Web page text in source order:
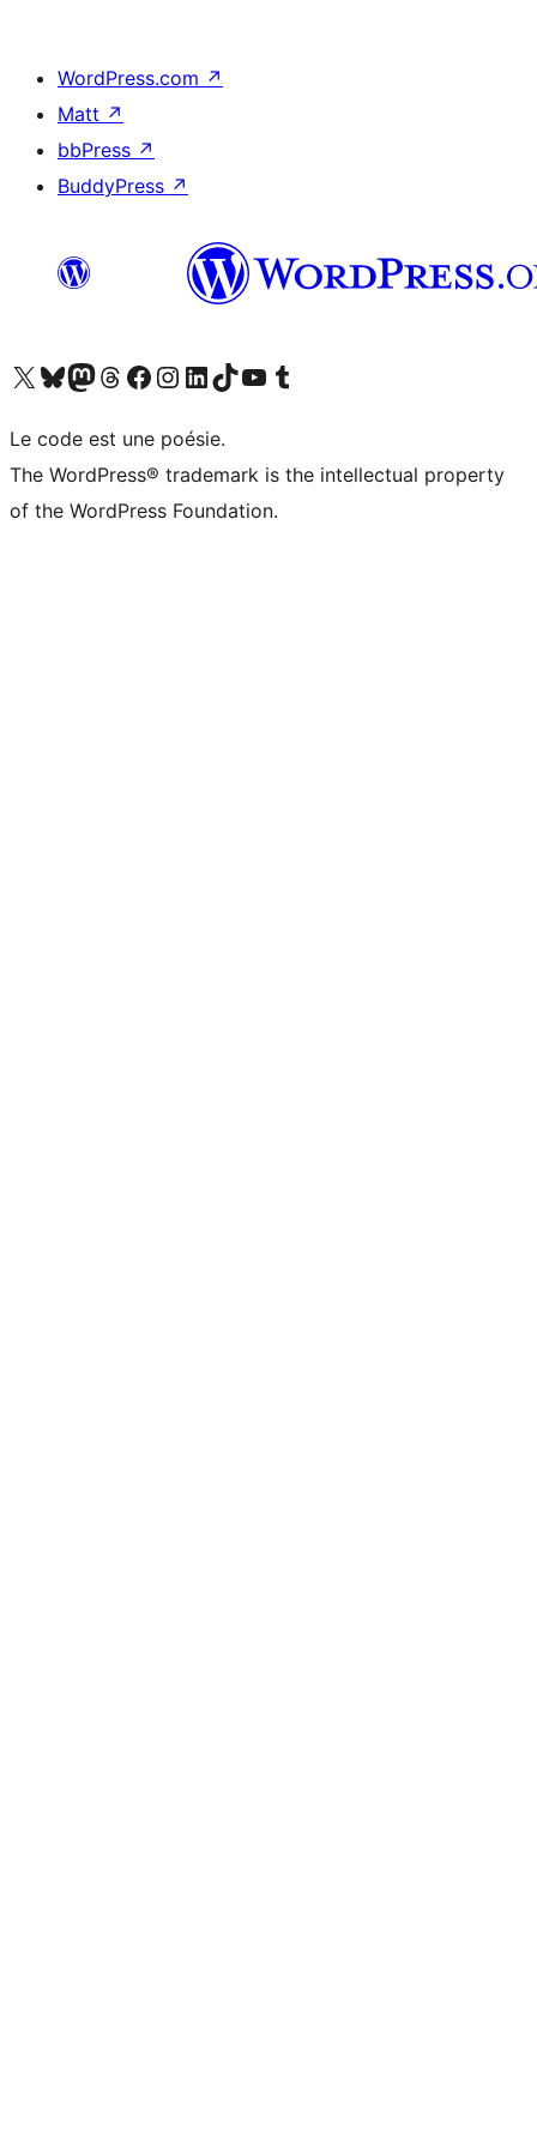
WordPress.com ↗
Matt ↗
bbPress ↗
BuddyPress ↗
Visitez notre compte X (précédemment Twitter)
Visiter notre compte Bluesky
Visiter notre compte Mastodon
Visiter notre compte Threads
Consulter notre compte Facebook
Consulter notre compte Instagram
Consulter notre compte LinkedIn
Visiter notre compte TokTok
Visiter notre chaîne YouTube
Visiter notre compte Tumblr
Le code est une poésie.
The WordPress® trademark is the intellectual property
of the WordPress Foundation.